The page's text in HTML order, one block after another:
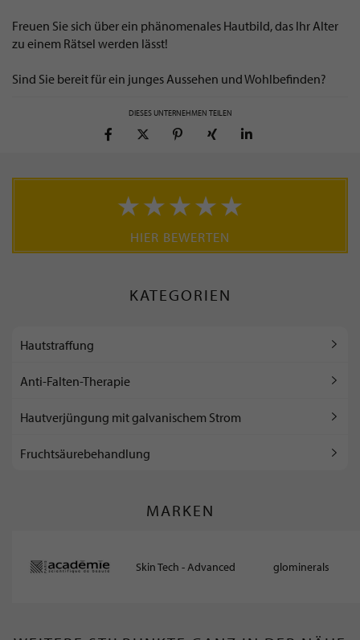
Freuen Sie sich über ein phänomenales Hautbild, das Ihr Alter
zu einem Rätsel werden lässt!
Sind Sie bereit für ein junges Aussehen und Wohlbefinden?
DIESES UNTERNEHMEN TEILEN
HIER BEWERTEN
KATEGORIEN
Hautstraffung
Anti-Falten-Therapie
Hautverjüngung mit galvanischem Strom
Fruchtsäurebehandlung
MARKEN
Skin Tech - Advanced glominerals